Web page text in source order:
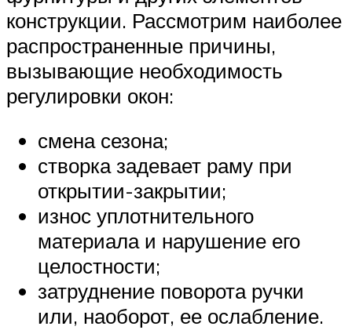
конструкции. Рассмотрим наиболее
распространенные причины,
вызывающие необходимость
регулировки окон:
смена сезона;
створка задевает раму при
открытии-закрытии;
износ уплотнительного
материала и нарушение его
целостности;
затруднение поворота ручки
или, наоборот, ее ослабление.